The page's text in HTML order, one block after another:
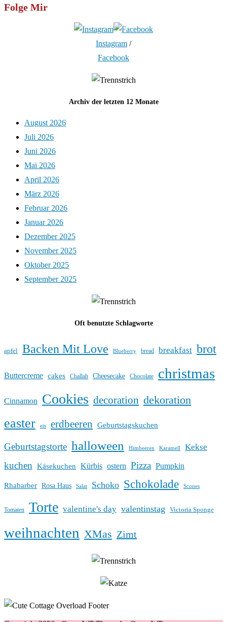
Folge Mir
Instagram /
Facebook
Archiv der letzten 12 Monate
August 2026
Juli 2026
Juni 2026
Mai 2026
April 2026
März 2026
Februar 2026
Januar 2026
Dezember 2025
November 2025
Oktober 2025
September 2025
Oft benutzte Schlagworte
apfel Backen Mit Love Blueberry bread breakfast brot
Buttercreme cakes Challah Cheesecake Chocolate christmas
Cinnamon Cookies decoration dekoration
easter eis erdbeeren Geburtstagskuchen
Geburtstagstorte halloween Himbeeren Karamell Kekse
kuchen Käsekuchen Kürbis ostern Pizza Pumpkin
Rhabarber Rosa Haus Salat Schoko Schokolade Scones
Tomaten Torte valentine's day valentinstag Victoria Sponge
weihnachten XMas Zimt